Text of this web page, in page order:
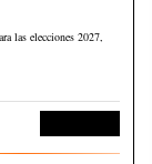
las elecciones 2027,